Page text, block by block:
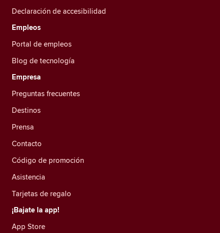
Declaración de accesibilidad
Empleos
Portal de empleos
Blog de tecnología
Empresa
Preguntas frecuentes
Destinos
Prensa
Contacto
Código de promoción
Asistencia
Tarjetas de regalo
¡Bajate la app!
App Store